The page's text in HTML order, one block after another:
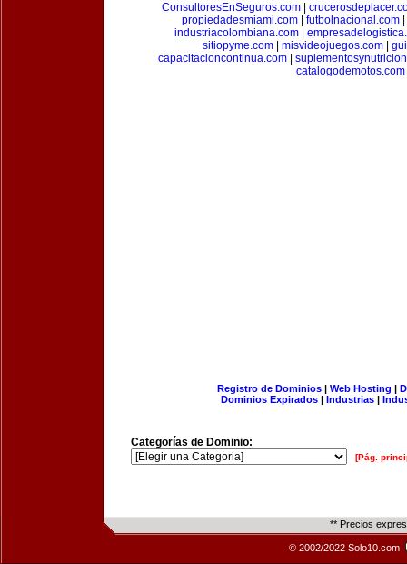
ConsultoresEnSeguros.com|
propiedadesmiami.com| futbolnacional.com|
industriacolombiana.com|
sitiopyme.com
misvideojuegos.com
capacitacioncontinua.com
catalogodemotos.com
Registro de Dominios| Web Hosting |
Dominios Expirados | Industrias |
Categorías de Dominio:
[Pág.
** Precios
© 2002/2022 Solo10.com